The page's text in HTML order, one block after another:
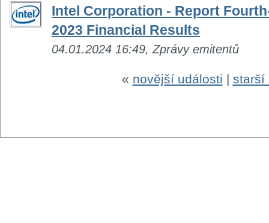
Intel Corporation - Report
2023 Financial Results
04.01.2024 16:49, Zprávy emitentů
« novější události | starší